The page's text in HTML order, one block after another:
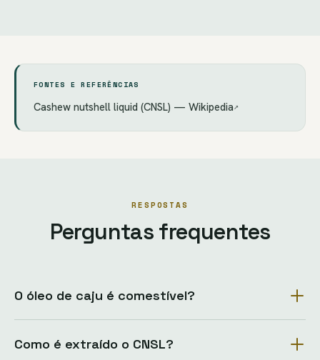
FONTES E REFERÊNCIAS
Cashew nutshell liquid (CNSL) — Wikipedia↗
RESPOSTAS
Perguntas frequentes
O óleo de caju é comestível?
Como é extraído o CNSL?